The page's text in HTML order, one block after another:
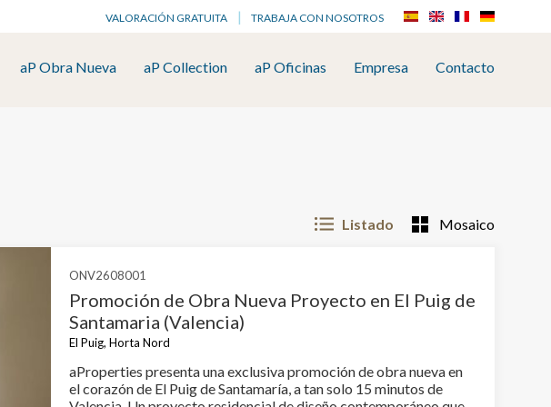
VALORACIÓN GRATUITA TRABAJA CON NOSOTROS
aP Obra Nueva aP Collection aP Oficinas Empresa Contacto
Listado Mosaico
ONV2608001
Promoción de Obra Nueva Proyecto en El Puig de
Santamaria (Valencia)
El Puig, Horta Nord
aProperties presenta una exclusiva promoción de obra nueva en
el corazón de El Puig de Santamaría, a tan solo 15 minutos de